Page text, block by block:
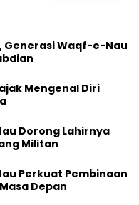
Generasi Waqf-e-Nau
Mengenal Diri
Dorong Lahirnya
Militan
Perkuat Pembinaan
Depan